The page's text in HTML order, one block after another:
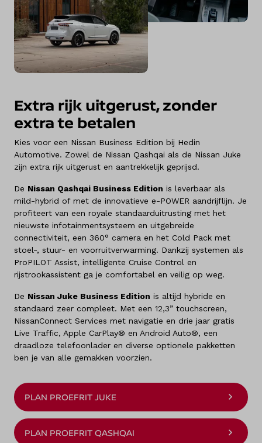
Extra rijk uitgerust, zonder
extra te betalen
Kies voor een Nissan Business Edition bij Hedin
Automotive. Zowel de Nissan Qashqai als de Nissan Juke
zijn extra rijk uitgerust en aantrekkelijk geprijsd.
De Nissan Qashqai Business Edition is leverbaar als
mild-hybrid of met de innovatieve e-POWER aandrijflijn. Je
profiteert van een royale standaarduitrusting met het
nieuwste infotainmentsysteem en uitgebreide
connectiviteit, een 360° camera en het Cold Pack met
stoel-, stuur- en voorruitverwarming. Dankzij systemen als
ProPILOT Assist, intelligente Cruise Control en
rijstrookassistent ga je comfortabel en veilig op weg.
De Nissan Juke Business Edition is altijd hybride en
standaard zeer compleet. Met een 12,3” touchscreen,
NissanConnect Services met navigatie en drie jaar gratis
Live Traffic, Apple CarPlay® en Android Auto®, een
draadloze telefoonlader en diverse optionele pakketten
ben je van alle gemakken voorzien.
PLAN PROEFRIT JUKE
PLAN PROEFRIT QASHQAI